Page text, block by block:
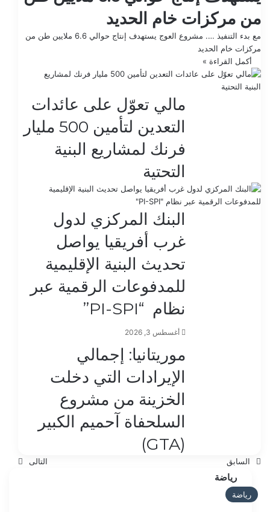
من مركزات خام الحديد
مع بدء التنفيذ …. مشروع العوج يستهدف إنتاج حوالي 6.6 ملايين طن من
مركزات خام الحديد
أكمل القراءة »
مالي تعوّل على عائدات
التعدين لتأمين 500 مليار
فرنك لمشاريع البنية
التحتية
البنك المركزي لدول
غرب أفريقيا يواصل
تحديث البنية الإقليمية
للمدفوعات الرقمية عبر
نظام “PI-SPI”
أغسطس 3, 2026
موريتانيا: إجمالي
الإيرادات التي دخلت
الخزينة من مشروع
السلحفاة آحميم الكبير
(GTA)
السابق التالى
رياضة
رياضة